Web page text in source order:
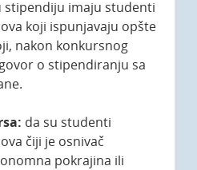
stipendiju imaju studenti
koji ispunjavaju opšte
nakon konkursnog
o stipendiranju sa
da su studenti
čiji je osnivač
pokrajina ili